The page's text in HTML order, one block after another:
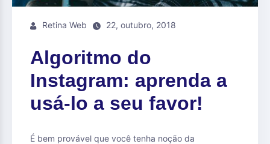
Retina Web 22, outubro, 2018
Algoritmo do
Instagram: aprenda a
usá-lo a seu favor!
É bem provável que você tenha noção da